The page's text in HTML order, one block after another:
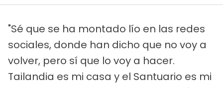
"Sé que se ha montado lío en las redes
sociales, donde han dicho que no voy a
volver, pero sí que lo voy a hacer.
Tailandia es mi casa y el Santuario es mi